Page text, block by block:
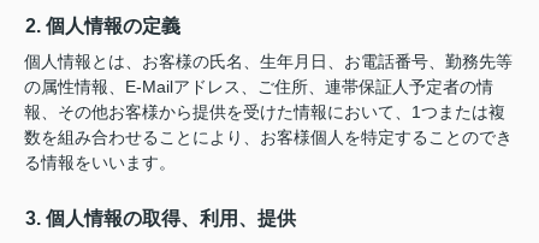
2. 個人情報の定義
個人情報とは、お客様の氏名、生年月日、お電話番号、勤務先等
の属性情報、E-Mailアドレス、ご住所、連帯保証人予定者の情
報、その他お客様から提供を受けた情報において、1つまたは複
数を組み合わせることにより、お客様個人を特定することのでき
る情報をいいます。
3. 個人情報の取得、利用、提供